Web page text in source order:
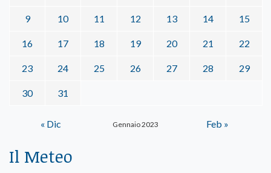
Gennaio 2023
9 10 11 12 13 14 15
16 17 18 19 20 21 22
23 24 25 26 27 28 29
30 31
« Dic Feb »
Il Meteo